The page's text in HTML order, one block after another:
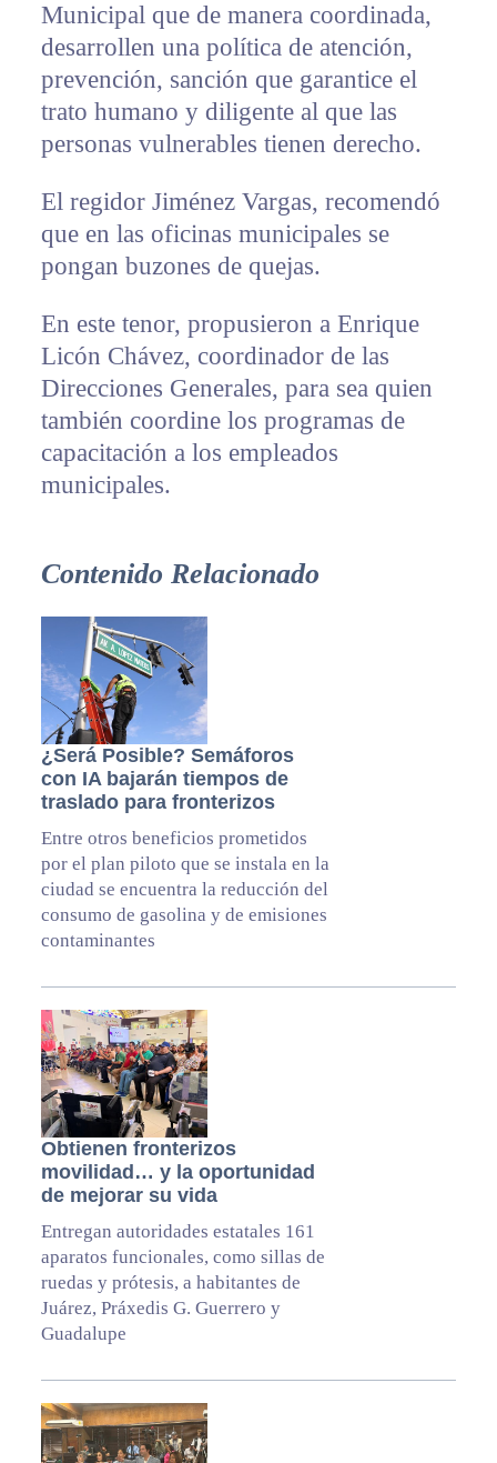
Municipal que de manera coordinada,
desarrollen una política de atención,
prevención, sanción que garantice el
trato humano y diligente al que las
personas vulnerables tienen derecho.
El regidor Jiménez Vargas, recomendó
que en las oficinas municipales se
pongan buzones de quejas.
En este tenor, propusieron a Enrique
Licón Chávez, coordinador de las
Direcciones Generales, para sea quien
también coordine los programas de
capacitación a los empleados
municipales.
Contenido Relacionado
¿Será Posible? Semáforos
con IA bajarán tiempos de
traslado para fronterizos
Entre otros beneficios prometidos
por el plan piloto que se instala en la
ciudad se encuentra la reducción del
consumo de gasolina y de emisiones
contaminantes
Obtienen fronterizos
movilidad… y la oportunidad
de mejorar su vida
Entregan autoridades estatales 161
aparatos funcionales, como sillas de
ruedas y prótesis, a habitantes de
Juárez, Práxedis G. Guerrero y
Guadalupe